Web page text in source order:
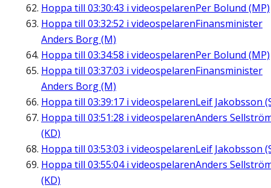
Hoppa till 03:30:43 i videospelarenPer Bolund (MP)
Hoppa till 03:32:52 i videospelarenFinansminister
Anders Borg (M)
Hoppa till 03:34:58 i videospelarenPer Bolund (MP)
Hoppa till 03:37:03 i videospelarenFinansminister
Anders Borg (M)
Hoppa till 03:39:17 i videospelarenLeif Jakobsson
Hoppa till 03:51:28 i videospelarenAnders
(KD)
Hoppa till 03:53:03 i videospelarenLeif Jakobsson
Hoppa till 03:55:04i videospelarenAnders
(KD)